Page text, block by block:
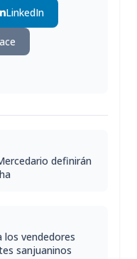
LinkedIn
definirán
los vendedores
sanjuaninos